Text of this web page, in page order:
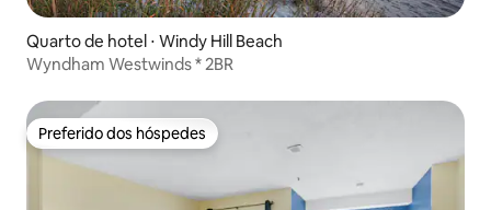
Quarto de hotel ⋅ Windy Hill Beach
Wyndham Westwinds * 2BR
Preferido dos hóspedes
Preferido dos hóspedes